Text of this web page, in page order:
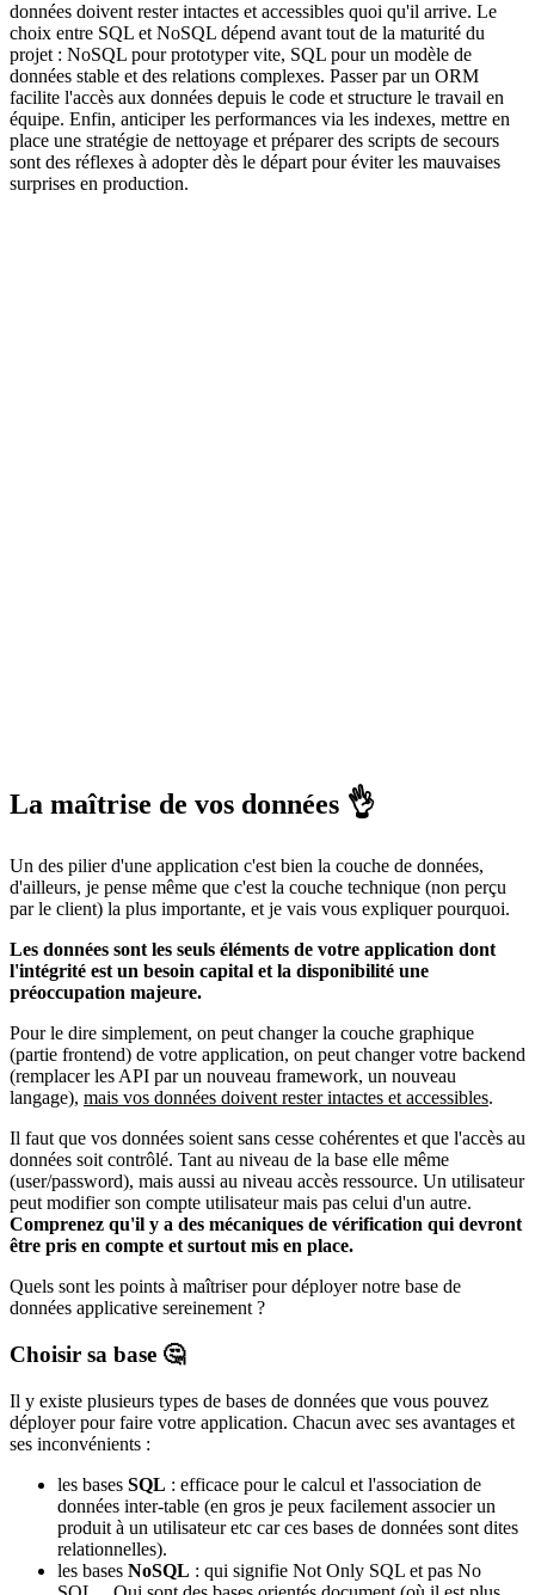
données doivent rester intactes et accessibles quoi qu'il arrive. Le
choix entre SQL et NoSQL dépend avant tout de la maturité du
projet : NoSQL pour prototyper vite, SQL pour un modèle de
données stable et des relations complexes. Passer par un ORM
facilite l'accès aux données depuis le code et structure le travail en
équipe. Enfin, anticiper les performances via les indexes, mettre en
place une stratégie de nettoyage et préparer des scripts de secours
sont des réflexes à adopter dès le départ pour éviter les mauvaises
surprises en production.
La maîtrise de vos données 👌
Un des pilier d'une application c'est bien la couche de données,
d'ailleurs, je pense même que c'est la couche technique (non perçu
par le client) la plus importante, et je vais vous expliquer pourquoi.
Les données sont les seuls éléments de votre application dont
l'intégrité est un besoin capital et la disponibilité une
préoccupation majeure.
Pour le dire simplement, on peut changer la couche graphique
(partie frontend) de votre application, on peut changer votre backend
(remplacer les API par un nouveau framework, un nouveau
langage), mais vos données doivent rester intactes et accessibles.
Il faut que vos données soient sans cesse cohérentes et que l'accès au
données soit contrôlé. Tant au niveau de la base elle même
(user/password), mais aussi au niveau accès ressource. Un utilisateur
peut modifier son compte utilisateur mais pas celui d'un autre.
Comprenez qu'il y a des mécaniques de vérification qui devront
être pris en compte et surtout mis en place.
Quels sont les points à maîtriser pour déployer notre base de
données applicative sereinement ?
Choisir sa base 🤔
Il y existe plusieurs types de bases de données que vous pouvez
déployer pour faire votre application. Chacun avec ses avantages et
ses inconvénients :
les bases SQL : efficace pour le calcul et l'association de
données inter-table (en gros je peux facilement associer un
produit à un utilisateur etc car ces bases de données sont dites
relationnelles).
les bases NoSQL : qui signifie Not Only SQL et pas No